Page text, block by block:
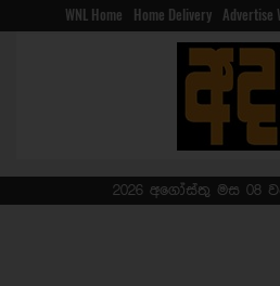
WNL Home Home Delivery Advertise
2026 අගෝස්තු මස 08